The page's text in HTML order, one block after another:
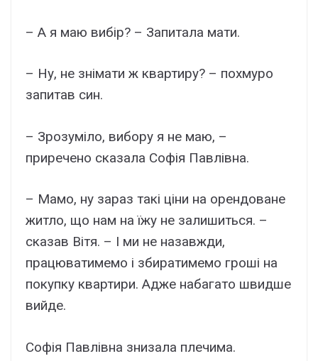
– А я маю вибір? – Запитала мати.
– Ну, не знімати ж квартиру? – похмуро
запитав син.
– Зрозуміло, вибору я не маю, –
приречено сказала Софія Павлівна.
– Мамо, ну зараз такі ціни на орендоване
житло, що нам на їжу не залишиться. –
сказав Вітя. – І ми не назавжди,
працюватимемо і збиратимемо гроші на
покупку квартири. Адже набагато швидше
вийде.
Софія Павлівна знизала плечима.